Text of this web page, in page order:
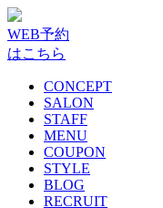
WEB予約
はこちら
CONCEPT
SALON
STAFF
MENU
COUPON
STYLE
BLOG
RECRUIT